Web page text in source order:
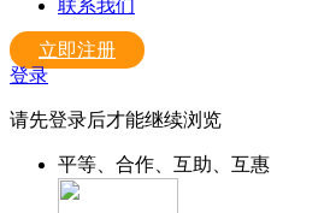
联系我们
立即注册
登录
请先登录后才能继续浏览
平等、合作、互助、互惠